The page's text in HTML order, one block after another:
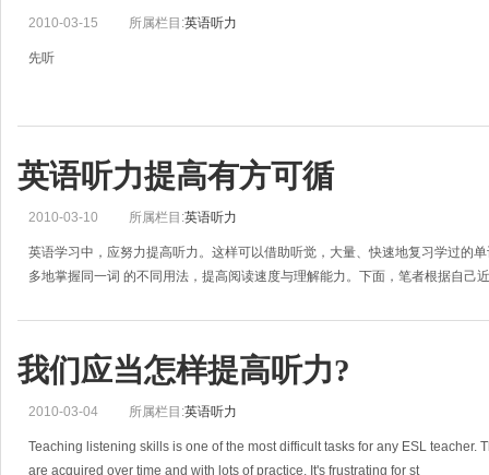
2010-03-15 所属栏目:英语听力
先听
过程调换一下：先听课文录音，反复听好几遍，等到自己确实基本听懂了，再
英语听力提高有方可循
2010-03-10 所属栏目:英语听力
英语学习中，应努力提高听力。这样可以借助听觉，大量、快速地复习学过的
多地掌握同一词 的不同用法，提高阅读速度与理解能力。下面，笔者根据自己
我们应当怎样提高听力?
2010-03-04 所属栏目:英语听力
Teaching listening skills is one of the most difficult tasks for any ESL teacher.
are acquired over time and with lots of practice. It's frustrating for st